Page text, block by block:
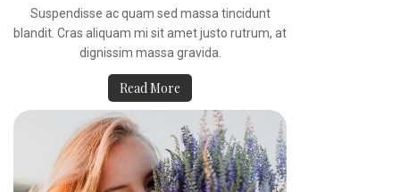
Suspendisse ac quam sed massa tincidunt
blandit. Cras aliquam mi sit amet justo rutrum, at
dignissim massa gravida.
Read More